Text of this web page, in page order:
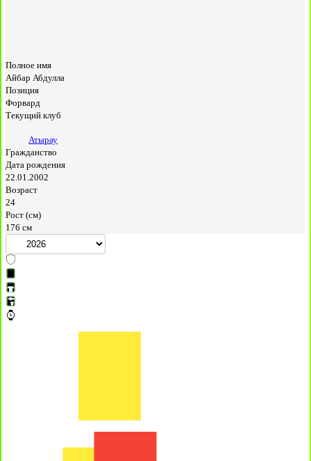
Полное имя
Айбар Абдулла
Позиция
Форвард
Текущий клуб
Атырау
Гражданство
Дата рождения
22.01.2002
Возраст
24
Рост (см)
176 см